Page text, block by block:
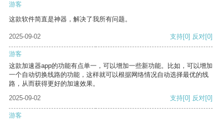
游客
这款软件简直是神器，解决了我所有问题。
2025-09-02 支持[0] 反对[0]
游客
这款加速器app的功能有点单一，可以增加一些新功能。比如，可以增加
一个自动切换线路的功能，这样就可以根据网络情况自动选择最优的线
路，从而获得更好的加速效果。
2025-09-02
支持[0] 反对[0]
游客